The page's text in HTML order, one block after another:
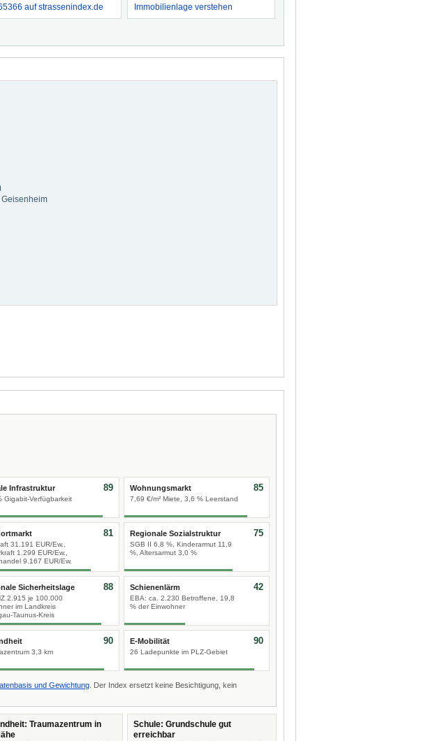
auf strassenindex.de Immobilienlage verstehen
Infrastruktur
Gigabit-Verfügbarkeit
89 Wohnungsmarkt
7,69 €/m² Miete, 3,6 % Leerstand
85
31.191 EUR/Ew.,
1.299 EUR/Ew.,
9.167 EUR/Ew.
81 Regionale Sozialstruktur
SGB II 6,8 %, Kinderarmut 11,9
%, Altersarmut 3,0 %
75
Sicherheitslage
2.915 je 100.000
im Landkreis
Taunus-Kreis
88 Schienenlärm
EBA: ca. 2.230 Betroffene, 19,8
% der Einwohner
42
3,3 km
90 E-Mobilität
26 Ladepunkte im PLZ-Gebiet
90
und Gewichtung . Der Index ersetzt keine Besichtigung, kein
Traumazentrum in
Schule: Grundschule gut
erreichbar